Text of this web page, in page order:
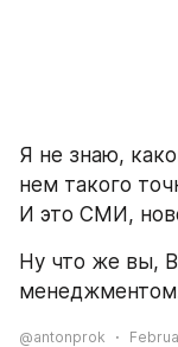
Я не знаю,
нем такого
И это СМИ,
Ну что же вы,
@antonprok